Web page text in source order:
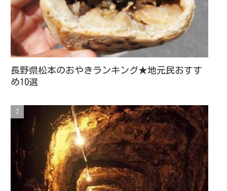
長野県松本のおやきランキング★地元民おすす
め10選